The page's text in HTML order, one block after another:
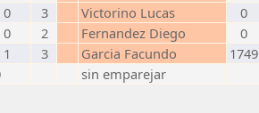
0 3 Victorino Lucas 0
0 2 Fernandez Diego 0
3 Garcia Facundo 1749
sin emparejar